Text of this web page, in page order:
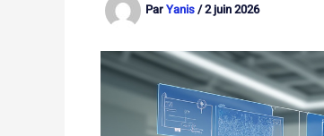
ParYanis/2 juin 2026